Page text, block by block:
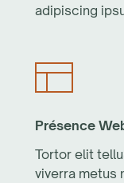
adipiscing
Présence
Tortor elit
viverra metus